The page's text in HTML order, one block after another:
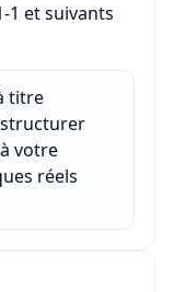
1 et suivants
titre
votre
réels